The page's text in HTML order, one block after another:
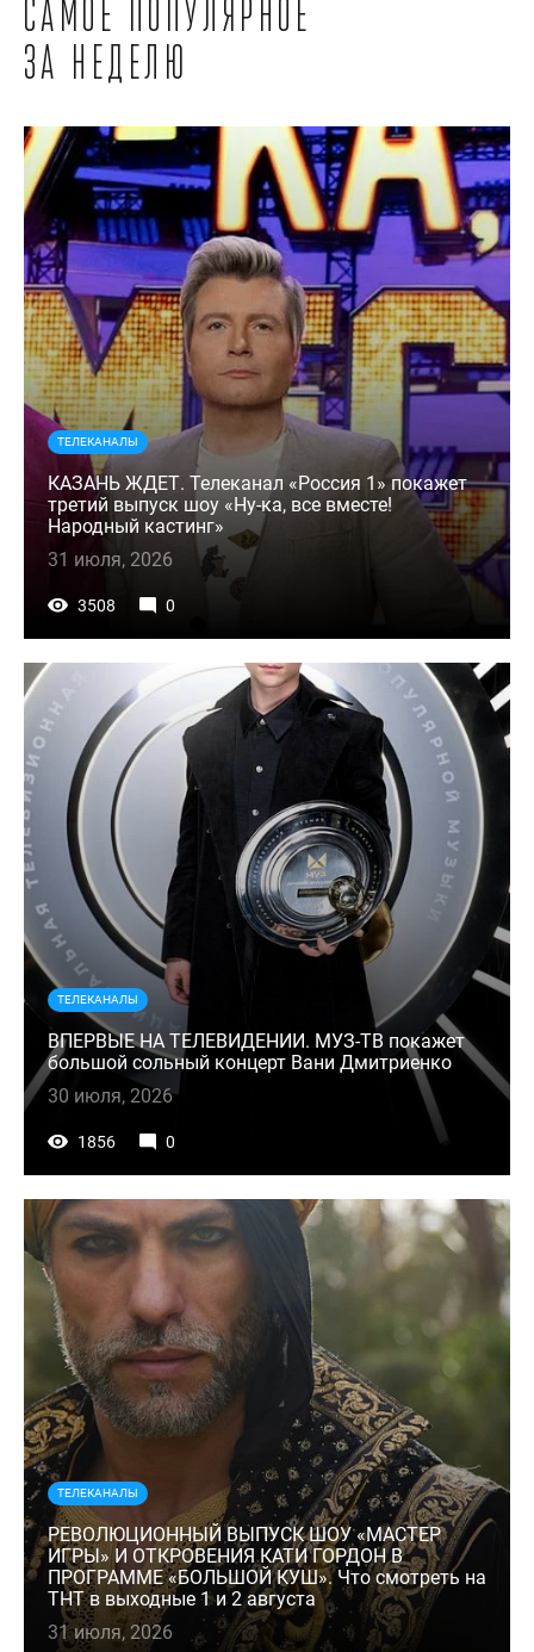
Самое популярное
за неделю
ТЕЛЕКАНАЛЫ
КАЗАНЬ ЖДЕТ. Телеканал «Россия 1» покажет
третий выпуск шоу «Ну-ка, все вместе!
Народный кастинг»
31 июля, 2026
3508 0
ТЕЛЕКАНАЛЫ
ВПЕРВЫЕ НА ТЕЛЕВИДЕНИИ. МУЗ-ТВ покажет
большой сольный концерт Вани Дмитриенко
30 июля, 2026
1856 0
ТЕЛЕКАНАЛЫ
РЕВОЛЮЦИОННЫЙ ВЫПУСК ШОУ «МАСТЕР
ИГРЫ» И ОТКРОВЕНИЯ КАТИ ГОРДОН В
ПРОГРАММЕ «БОЛЬШОЙ КУШ». Что смотреть на
ТНТ в выходные 1 и 2 августа
31 июля, 2026